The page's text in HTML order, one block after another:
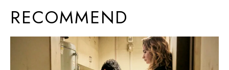
RECOMMEND